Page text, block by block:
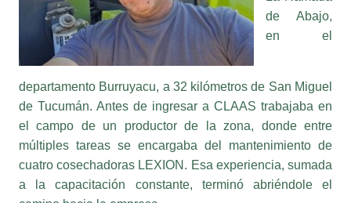
en el
departamento Burruyacu, a 32 kilómetros de San Miguel
de Tucumán. Antes de ingresar a CLAAS trabajaba en
el campo de un productor de la zona, donde entre
múltiples tareas se encargaba del mantenimiento de
cuatro cosechadoras LEXION. Esa experiencia, sumada
a la capacitación constante, terminó abriéndole el
camino hacia la empresa.